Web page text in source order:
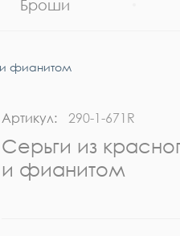
Броши
и фианитом
Артикул: 290-1-671R
Серьги из
и фианитом